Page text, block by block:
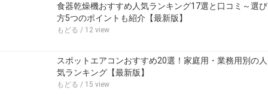
食器乾燥機おすすめ人気ランキング17選と口コミ～選び
方5つのポイントも紹介【最新版】
もどる / 12 view
スポットエアコンおすすめ20選！家庭用・業務用別の人
気ランキング【最新版】
もどる / 15 view